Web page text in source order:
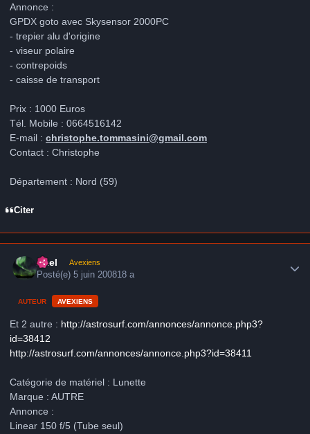
Annonce :
GPDX goto avec Skysensor 2000PC
- trepier alu d'origine
- viseur polaire
- contrepoids
- caisse de transport
Prix : 1000 Euros
Tél. Mobile : 0664516142
E-mail : christophe.tommasini@gmail.com
Contact : Christophe
Département : Nord (59)
Citer
Axel Avexiens
Posté(e)5 juin 200818 a
AUTEUR AVEXIENS
Et 2 autre : http://astrosurf.com/annonces/annonce.php3?
id=38412
http://astrosurf.com/annonces/annonce.php3?id=38411
Catégorie de matériel : Lunette
Marque : AUTRE
Annonce :
Linear 150 f/5 (Tube seul)